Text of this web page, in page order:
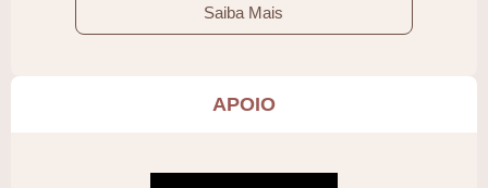
Saiba Mais
APOIO